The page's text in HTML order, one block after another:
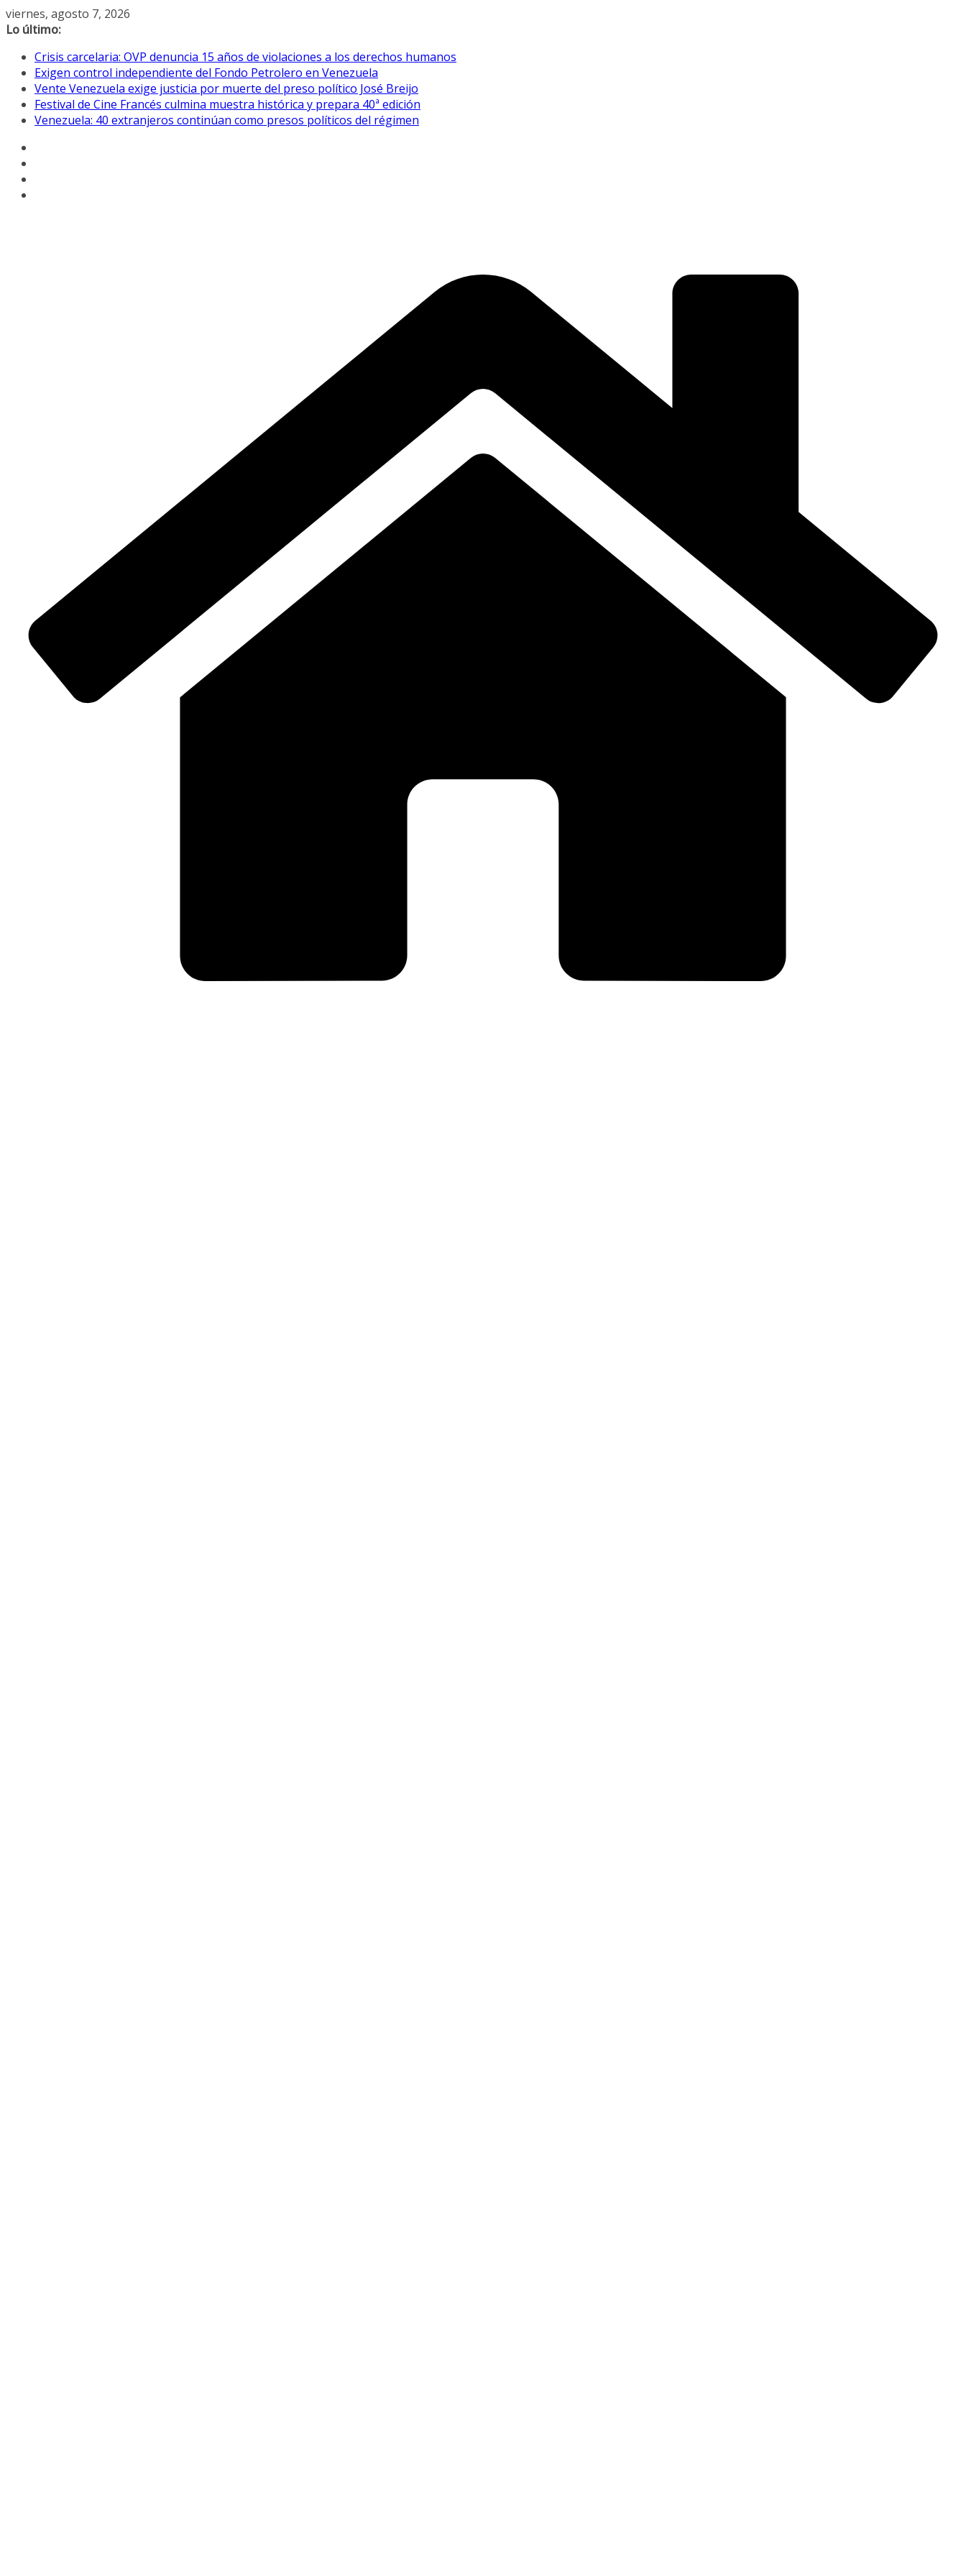
Saltar
al
viernes, agosto 7, 2026
Lo último:
Crisis carcelaria: OVP denuncia 15 años de violaciones a los derechos humanos
Exigen control independiente del Fondo Petrolero en Venezuela
Vente Venezuela exige justicia por muerte del preso político José Breijo
Festival de Cine Francés culmina muestra histórica y prepara 40ª edición
Venezuela: 40 extranjeros continúan como presos políticos del régimen